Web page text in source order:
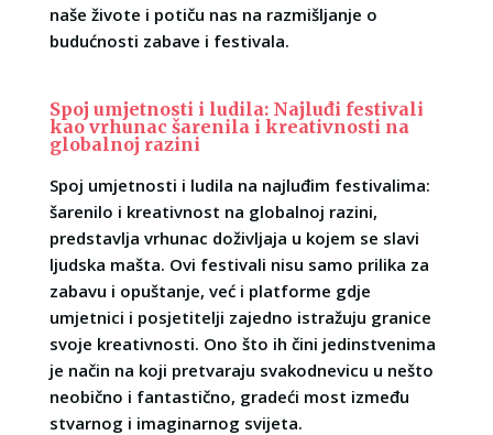
naše živote i potiču nas na razmišljanje o
budućnosti zabave i festivala.
Spoj umjetnosti i ludila: Najluđi festivali
kao vrhunac šarenila i kreativnosti na
globalnoj razini
Spoj umjetnosti i ludila na najluđim festivalima:
šarenilo i kreativnost na globalnoj razini,
predstavlja vrhunac doživljaja u kojem se slavi
ljudska mašta. Ovi festivali nisu samo prilika za
zabavu i opuštanje, već i platforme gdje
umjetnici i posjetitelji zajedno istražuju granice
svoje kreativnosti. Ono što ih čini jedinstvenima
je način na koji pretvaraju svakodnevicu u nešto
neobično i fantastično, gradeći most između
stvarnog i imaginarnog svijeta.